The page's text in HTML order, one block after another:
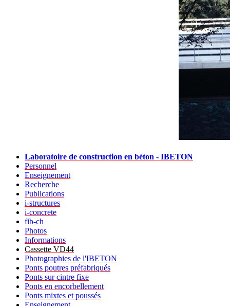
Laboratoire de construction en béton - IBETON
Personnel
Enseignement
Recherche
Publications
i-structures
i-concrete
fib-ch
Photos
Informations
Cassette VD44
Photographies de l'IBETON
Ponts poutres préfabriqués
Ponts sur cintre fixe
Ponts en encorbellement
Ponts mixtes et poussés